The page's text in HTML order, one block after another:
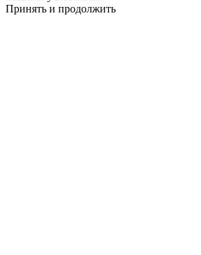
Принять и продолжить